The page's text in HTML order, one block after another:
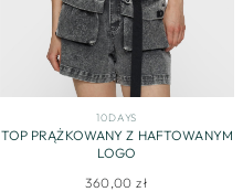
10DAYS
TOP PRĄŻKOWANY Z HAFTOWANYM
LOGO
360,00 zł